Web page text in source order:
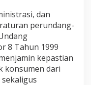
dan
perundang-
8 Tahun 1999
kepastian
konsumen dari